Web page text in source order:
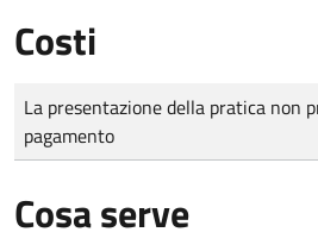
Costi
Tipo di pagamento
Importo
La presentazione della pratica non
pagamento
Cosa serve